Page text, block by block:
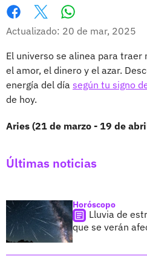
Facebook
X
Actualizado: 20 de mar, 2025
El universo se alinea para traer
el amor, el dinero y el azar.
energía del día según tu signo
de hoy.
Aries (21 de marzo - 19 de
Últimas noticias
Horóscopo
Lluvia de
que se verán